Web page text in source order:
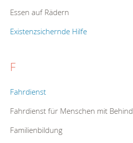
Essen auf Rädern
Existenzsichernde Hilfe
F
Fahrdienst
Fahrdienst für Menschen mit
Familienbildung